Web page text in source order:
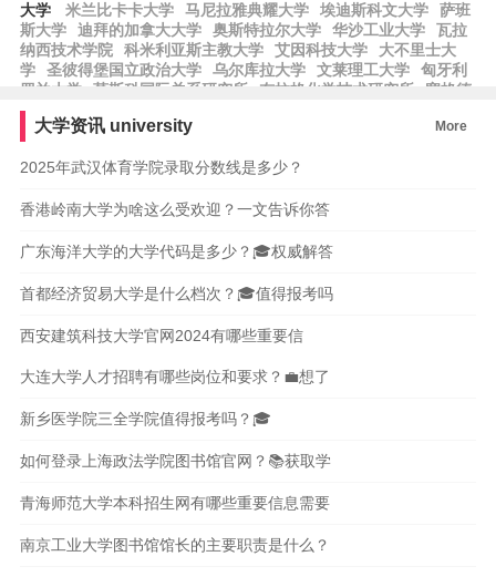
大学 米兰比卡卡大学 马尼拉雅典耀大学 埃迪斯科文大学
萨班
斯大学
迪拜的加拿大大学 奥斯特拉尔大学 华沙工业大学
瓦拉
纳西技术学院
科米利亚斯主教大学 艾因科技大学
大不里士大
学
圣彼得堡国立政治大学 乌尔库拉大学 文莱理工大学
匈牙利
罗兰大学
莫斯科国际关系研究所 布拉格化学技术研究所
塞格德
大学
鲁大学
泗水理工学院 舒利尼生物技术和管理大学
艾因·沙姆斯
利诺伊理工大学
金斯顿大学
大学资讯 university More
2025年武汉体育学院录取分数线是多少？
香港岭南大学为啥这么受欢迎？一文告诉你答
广东海洋大学的大学代码是多少？🎓权威解答
首都经济贸易大学是什么档次？🎓值得报考吗
西安建筑科技大学官网2024有哪些重要信
大连大学人才招聘有哪些岗位和要求？💼想了
新乡医学院三全学院值得报考吗？🎓
如何登录上海政法学院图书馆官网？📚获取学
青海师范大学本科招生网有哪些重要信息需要
南京工业大学图书馆馆长的主要职责是什么？